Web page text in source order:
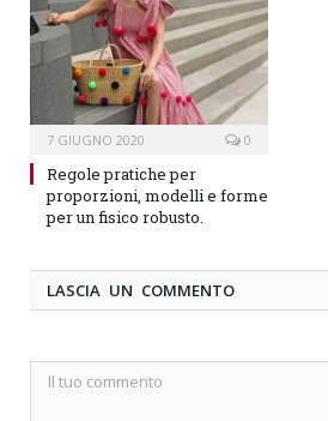
7 GIUGNO 2020 0
Regole pratiche per
proporzioni, modelli e forme
per un fisico robusto.
LASCIA UN COMMENTO